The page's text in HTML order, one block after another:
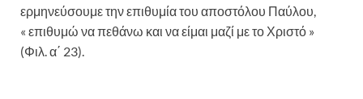
ερμηνεύσουμε την επιθυμία του αποστόλου Παύλου,
« επιθυμώ να πεθάνω και να είμαι μαζί με το Χριστό »
(Φιλ. α΄ 23).